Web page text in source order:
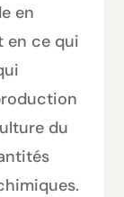
en
en ce qui
du